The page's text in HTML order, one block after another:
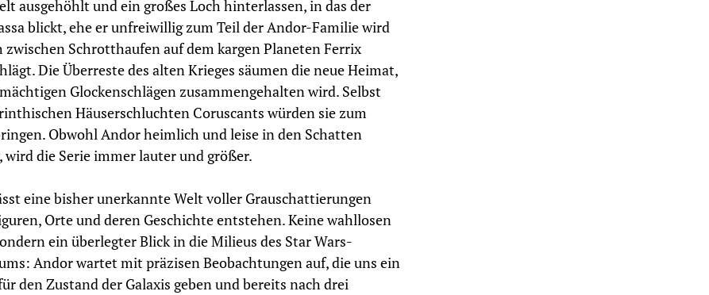
ausgehöhlt und ein großes Loch hinterlassen, in das der
blickt, ehe er unfreiwillig zum Teil der Andor-Familie wird
zwischen Schrotthaufen auf dem kargen Planeten Ferrix
Die Überreste des alten Krieges säumen die neue Heimat,
Glockenschlägen zusammengehalten wird. Selbst
Häuserschluchten Coruscants würden sie zum
Obwohl Andor heimlich und leise in den Schatten
wird die Serie immer lauter und größer.
eine bisher unerkannte Welt voller Grauschattierungen
Orte und deren Geschichte entstehen. Keine wahllosen
ein überlegter Blick in die Milieus des Star Wars-
Andor wartet mit präzisen Beobachtungen auf, die uns ein
den Zustand der Galaxis geben und bereits nach drei